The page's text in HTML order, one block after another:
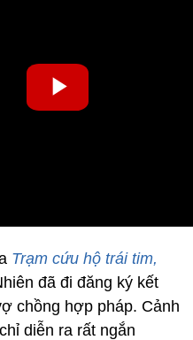
Trạm cứu hộ trái tim,
đã đi đăng ký kết
chồng hợp pháp. Cảnh
diễn ra rất ngắn